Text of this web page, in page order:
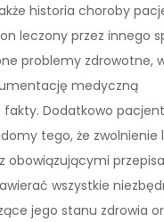
historia choroby
leczony przez innego
problemy zdrowotne,
medyczną
Dodatkowo pacjent
tego, że zwolnienie
obowiązującymi
wszystkie
jego stanu zdrowia